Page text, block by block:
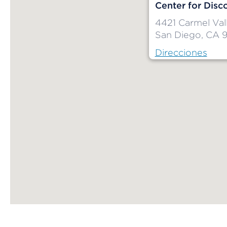
Center for
4421 Carmel
San Diego, CA
Direcciones